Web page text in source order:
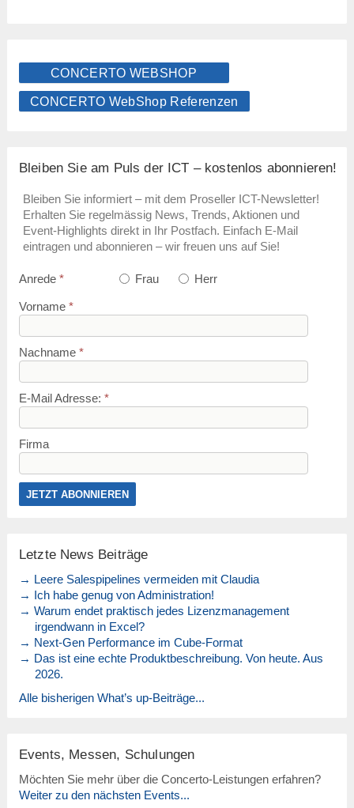
CONCERTO WEBSHOP
CONCERTO WebShop Referenzen
Bleiben Sie am Puls der ICT – kostenlos abonnieren!
Bleiben Sie informiert – mit dem Proseller ICT-Newsletter!
Erhalten Sie regelmässig News, Trends, Aktionen und
Event-Highlights direkt in Ihr Postfach. Einfach E-Mail
eintragen und abonnieren – wir freuen uns auf Sie!
Anrede * Frau Herr
Vorname *
Nachname *
E-Mail Adresse: *
Firma
Letzte News Beiträge
→ Leere Salespipelines vermeiden mit Claudia
→ Ich habe genug von Administration!
→ Warum endet praktisch jedes Lizenzmanagement
irgendwann in Excel?
→ Next-Gen Performance im Cube-Format
→ Das ist eine echte Produktbeschreibung. Von heute. Aus
2026.
Alle bisherigen What’s up-Beiträge...
Events, Messen, Schulungen
Möchten Sie mehr über die Concerto-Leistungen erfahren?
Weiter zu den nächsten Events...